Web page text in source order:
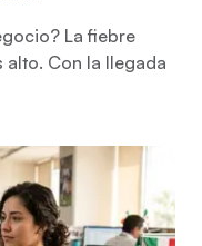
La fiebre
alto. Con la llegada